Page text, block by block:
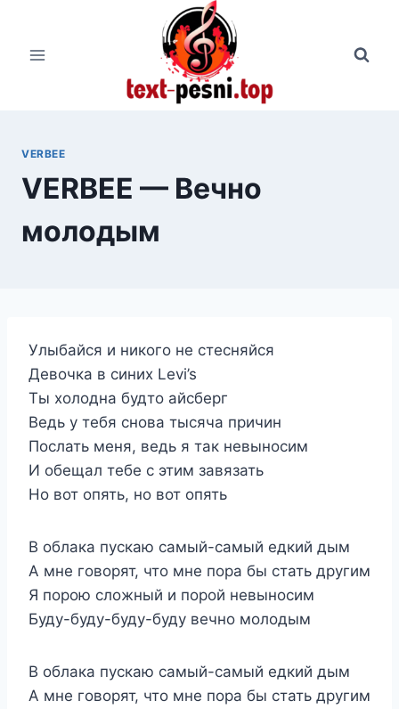
содержимому
VERBEE
VERBEE — Вечно
молодым
Улыбайся и никого не стесняйся
Девочка в синих Levi’s
Ты холодна будто айсберг
Ведь у тебя снова тысяча причин
Послать меня, ведь я так невыносим
И обещал тебе с этим завязать
Но вот опять, но вот опять
В облака пускаю самый-самый едкий дым
А мне говорят, что мне пора бы стать другим
Я порою сложный и порой невыносим
Буду-буду-буду-буду вечно молодым
В облака пускаю самый-самый едкий дым
А мне говорят, что мне пора бы стать другим